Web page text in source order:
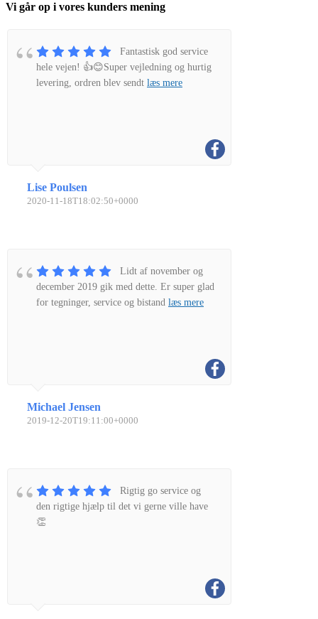
Vi går op i vores kunders mening
Fantastisk god service
hele vejen! 👍😊Super vejledning og hurtig
levering, ordren blev sendt læs mere
Lise Poulsen
2020-11-18T18:02:50+0000
Lidt af november og
december 2019 gik med dette. Er super glad
for tegninger, service og bistand læs mere
Michael Jensen
2019-12-20T19:11:00+0000
Rigtig go service og
den rigtige hjælp til det vi gerne ville have
👏